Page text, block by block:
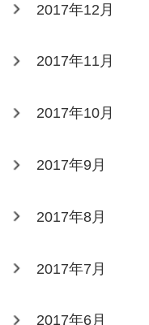
2017年12月
2017年11月
2017年10月
2017年9月
2017年8月
2017年7月
2017年6月